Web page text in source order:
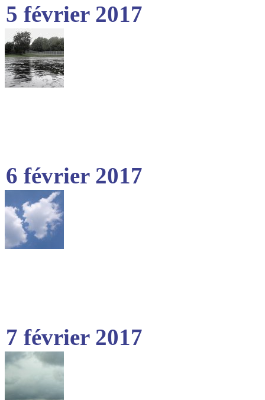
5 février 2017
6 février 2017
7 février 2017